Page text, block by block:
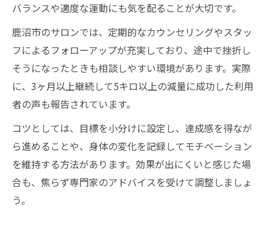
バランスや適度な運動にも気を配ることが大切です。
鹿沼市のサロンでは、定期的なカウンセリングやスタッ
フによるフォローアップが充実しており、途中で挫折し
そうになったときも相談しやすい環境があります。実際
に、3ヶ月以上継続して5キロ以上の減量に成功した利用
者の声も報告されています。
コツとしては、目標を小分けに設定し、達成感を得なが
ら進めることや、身体の変化を記録してモチベーション
を維持する方法があります。効果が出にくいと感じた場
合も、焦らず専門家のアドバイスを受けて調整しましょ
う。